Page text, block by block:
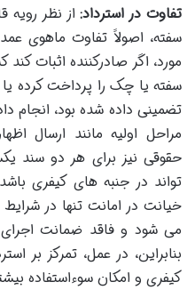
تفاوت در استرداد:از نظر رویه
سفته، اصولاً تفاوت ماهوی
مورد، اگر صادرکننده اثبات
سفته یا چک را پرداخت کرده
تضمینی داده شده بود، انجام
مراحل اولیه مانند ارسال
حقوقی نیز برای هر دو سند
تواند در جنبه های کیفری
خیانت در امانت تنها در
می شود و فاقد ضمانت
بنابراین، در عمل، تمرکز بر
کیفری و امکان سوءاستفاده